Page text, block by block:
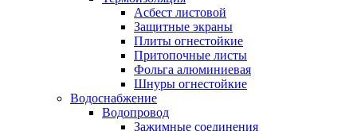
Асбест листовой
Защитные экраны
Плиты огнестойкие
Притопочные листы
Фольга алюминиевая
Шнуры огнестойкие
Водоснабжение
Водопровод
Зажимные соединения